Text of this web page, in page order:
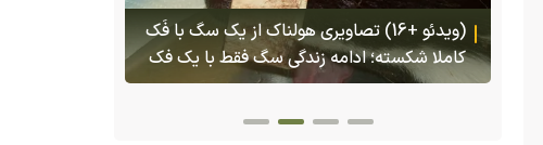
(ویدئو) تولد یک گکوی دو سر در پنسیلوانیا